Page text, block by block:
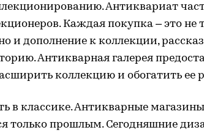
Антиквариат
Каждая покупка – это не
и дополнение к коллекции,
Антикварная галерея
коллекцию и обогатить ее
в классике. Антикварные
только прошлым. Сегодняшние